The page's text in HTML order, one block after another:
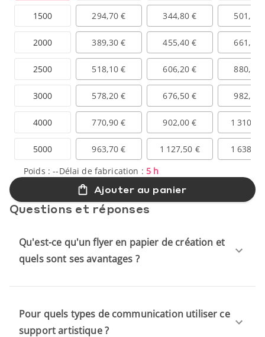
1500
2000
2500
3000
4000
5000
294,70 € 344,80 € 501,00
389,30 € 455,40 € 661,70
518,10 € 606,20 € 880,80
578,20 € 676,50 € 982,90
770,90 € 902,00 € 1
963,70 € 1 127,50 €
1
Poids :--Délai de fabrication : 5 h
Ajouter au panier
Questions et réponses
Qu'est-ce qu'un flyer en papier de création et
quels sont ses avantages ?
Pour quels types de communication utiliser ce
support artistique ?